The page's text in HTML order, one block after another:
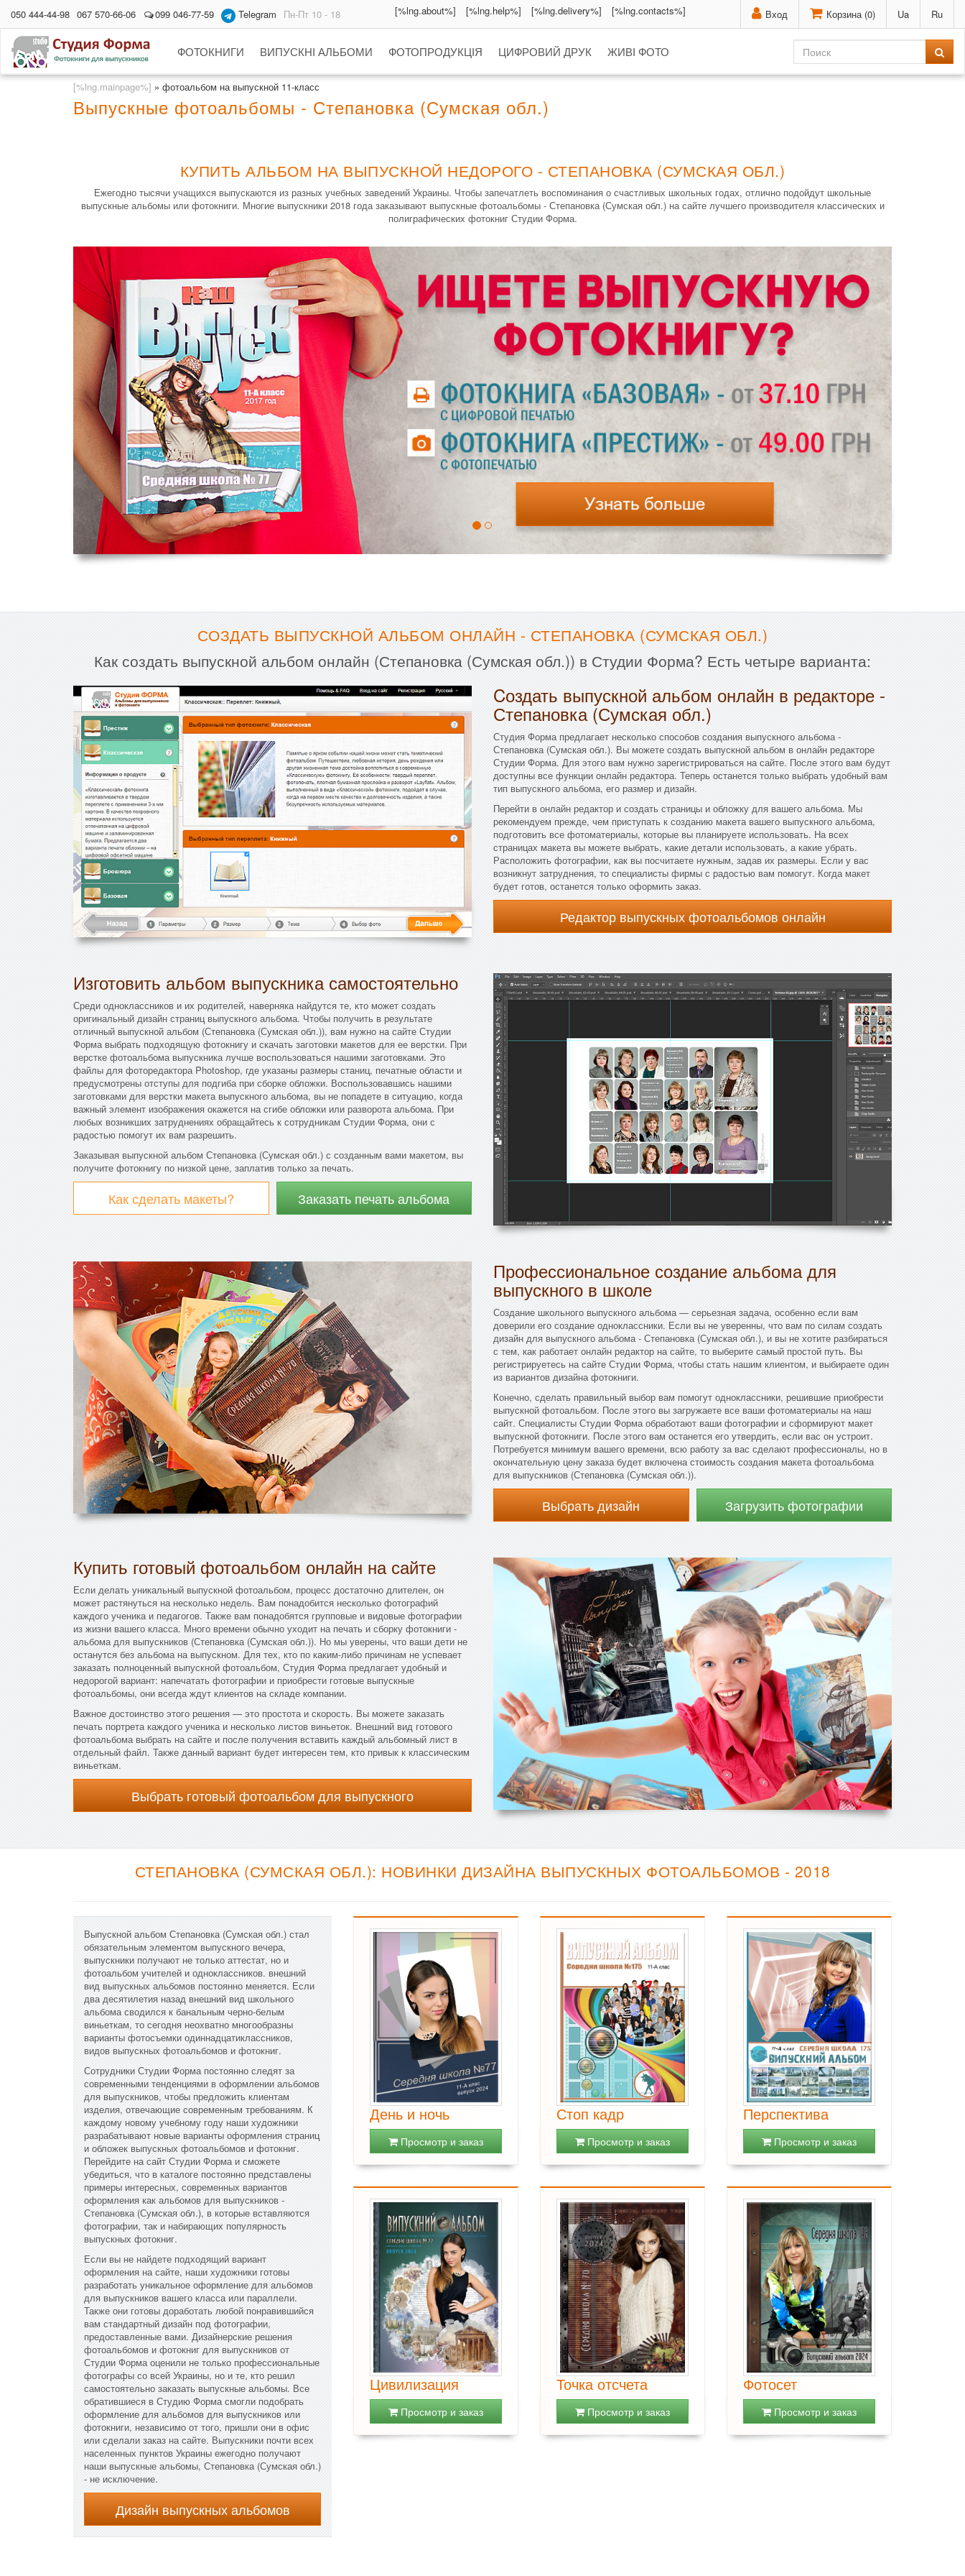
Вход Корзина (0) Ua Ru
050 444-44-98 067 570-66-06 099 046-77-59 Telegram Пн-Пт 10 - 18 [%lng.about%] [%lng.help%] [%lng.delivery%] [%lng.contacts%]
ФОТОКНИГИ ВИПУСКНІ АЛЬБОМИ ФОТОПРОДУКЦІЯ ЦИФРОВИЙ ДРУК ЖИВІ ФОТО
[%lng.mainpage%] » фотоальбом на выпускной 11-класс
Выпускные фотоальбомы - Степановка (Сумская обл.)
КУПИТЬ АЛЬБОМ НА ВЫПУСКНОЙ НЕДОРОГО - СТЕПАНОВКА (СУМСКАЯ ОБЛ.)
Ежегодно тысячи учащихся выпускаются из разных учебных заведений Украины. Чтобы запечатлеть воспоминания о счастливых школьных годах, отлично подойдут школьные
выпускные альбомы или фотокниги. Многие выпускники 2018 года заказывают выпускные фотоальбомы - Степановка (Сумская обл.) на сайте лучшего производителя классических и
полиграфических фотокниг Студии Форма.
СОЗДАТЬ ВЫПУСКНОЙ АЛЬБОМ ОНЛАЙН - СТЕПАНОВКА (СУМСКАЯ ОБЛ.)
Как создать выпускной альбом онлайн (Степановка (Сумская обл.)) в Студии Форма? Есть четыре варианта:
Cоздать выпускной альбом онлайн в редакторе -
Степановка (Сумская обл.)
Студия Форма предлагает несколько способов создания выпускного альбома -
Степановка (Сумская обл.). Вы можете создать выпускной альбом в онлайн редакторе
Студии Форма. Для этого вам нужно зарегистрироваться на сайте. После этого вам будут
доступны все функции онлайн редактора. Теперь останется только выбрать удобный вам
тип выпускного альбома, его размер и дизайн.
Перейти в онлайн редактор и создать страницы и обложку для вашего альбома. Мы
рекомендуем прежде, чем приступать к созданию макета вашего выпускного альбома,
подготовить все фотоматериалы, которые вы планируете использовать. На всех
страницах макета вы можете выбрать, какие детали использовать, а какие убрать.
Расположить фотографии, как вы посчитаете нужным, задав их размеры. Если у вас
возникнут затруднения, то специалисты фирмы с радостью вам помогут. Когда макет
будет готов, останется только оформить заказ.
Редактор выпускных фотоальбомов онлайн
Изготовить альбом выпускника самостоятельно
Среди одноклассников и их родителей, наверняка найдутся те, кто может создать
оригинальный дизайн страниц выпускного альбома. Чтобы получить в результате
отличный выпускной альбом (Степановка (Сумская обл.)), вам нужно на сайте Студии
Форма выбрать подходящую фотокнигу и скачать заготовки макетов для ее верстки. При
верстке фотоальбома выпускника лучше воспользоваться нашими заготовками. Это
файлы для фоторедактора Photoshop, где указаны размеры станиц, печатные области и
предусмотрены отступы для подгиба при сборке обложки. Воспользовавшись нашими
заготовками для верстки макета выпускного альбома, вы не попадете в ситуацию, когда
важный элемент изображения окажется на сгибе обложки или разворота альбома. При
любых возникших затруднениях обращайтесь к сотрудникам Студии Форма, они с
радостью помогут их вам разрешить.
Заказывая выпускной альбом Степановка (Сумская обл.) с созданным вами макетом, вы
получите фотокнигу по низкой цене, заплатив только за печать.
Как сделать макеты? Заказать печать альбома
Профессиональное создание альбома для
выпускного в школе
Создание школьного выпускного альбома — серьезная задача, особенно если вам
доверили его создание одноклассники. Если вы не уверенны, что вам по силам создать
дизайн для выпускного альбома - Степановка (Сумская обл.), и вы не хотите разбираться
с тем, как работает онлайн редактор на сайте, то выберите самый простой путь. Вы
регистрируетесь на сайте Студии Форма, чтобы стать нашим клиентом, и выбираете один
из вариантов дизайна фотокниги.
Конечно, сделать правильный выбор вам помогут одноклассники, решившие приобрести
выпускной фотоальбом. После этого вы загружаете все ваши фотоматериалы на наш
сайт. Специалисты Студии Форма обработают ваши фотографии и сформируют макет
выпускной фотокниги. После этого вам останется его утвердить, если вас он устроит.
Потребуется минимум вашего времени, всю работу за вас сделают профессионалы, но в
окончательную цену заказа будет включена стоимость создания макета фотоальбома
для выпускников (Степановка (Сумская обл.)).
Выбрать дизайн Загрузить фотографии
Купить готовый фотоальбом онлайн на сайте
Если делать уникальный выпускной фотоальбом, процесс достаточно длителен, он
может растянуться на несколько недель. Вам понадобится несколько фотографий
каждого ученика и педагогов. Также вам понадобятся групповые и видовые фотографии
из жизни вашего класса. Много времени обычно уходит на печать и сборку фотокниги -
альбома для выпускников (Степановка (Сумская обл.)). Но мы уверены, что ваши дети не
останутся без альбома на выпускном. Для тех, кто по каким-либо причинам не успевает
заказать полноценный выпускной фотоальбом, Студия Форма предлагает удобный и
недорогой вариант: напечатать фотографии и приобрести готовые выпускные
фотоальбомы, они всегда ждут клиентов на складе компании.
Важное достоинство этого решения — это простота и скорость. Вы можете заказать
печать портрета каждого ученика и несколько листов виньеток. Внешний вид готового
фотоальбома выбрать на сайте и после получения вставить каждый альбомный лист в
отдельный файл. Также данный вариант будет интересен тем, кто привык к классическим
виньеткам.
Выбрать готовый фотоальбом для выпускного
СТЕПАНОВКА (СУМСКАЯ ОБЛ.): НОВИНКИ ДИЗАЙНА ВЫПУСКНЫХ ФОТОАЛЬБОМОВ - 2018
Выпускной альбом Степановка (Сумская обл.) стал
обязательным элементом выпускного вечера,
выпускники получают не только аттестат, но и
фотоальбом учителей и одноклассников. внешний
вид выпускных альбомов постоянно меняется. Если
два десятилетия назад внешний вид школьного
альбома сводился к банальным черно-белым
виньеткам, то сегодня неохватно многообразны
варианты фотосъемки одиннадцатиклассников,
видов выпускных фотоальбомов и фотокниг.
Сотрудники Студии Форма постоянно следят за
современными тенденциями в оформлении альбомов
для выпускников, чтобы предложить клиентам
изделия, отвечающие современным требованиям. К
каждому новому учебному году наши художники
разрабатывают новые варианты оформления страниц
и обложек выпускных фотоальбомов и фотокниг.
Перейдите на сайт Студии Форма и сможете
убедиться, что в каталоге постоянно представлены
примеры интересных, современных вариантов
оформления как альбомов для выпускников -
Степановка (Сумская обл.), в которые вставляются
фотографии, так и набирающих популярность
выпускных фотокниг.
Если вы не найдете подходящий вариант
оформления на сайте, наши художники готовы
разработать уникальное оформление для альбомов
для выпускников вашего класса или параллели.
Также они готовы доработать любой понравившийся
вам стандартный дизайн под фотографии,
предоставленные вами. Дизайнерские решения
фотоальбомов и фотокниг для выпускников от
Студии Форма оценили не только профессиональные
фотографы со всей Украины, но и те, кто решил
самостоятельно заказать выпускные альбомы. Все
обратившиеся в Студию Форма смогли подобрать
оформление для альбомов для выпускников или
фотокниги, независимо от того, пришли они в офис
или сделали заказ на сайте. Выпускники почти всех
населенных пунктов Украины ежегодно получают
наши выпускные альбомы, Степановка (Сумская обл.)
- не исключение.
Дизайн выпускных альбомов
День и ночь
Просмотр и заказ
Стоп кадр
Просмотр и заказ
Перспектива
Просмотр и заказ
Цивилизация
Просмотр и заказ
Точка отсчета
Просмотр и заказ
Фотосет
Просмотр и заказ